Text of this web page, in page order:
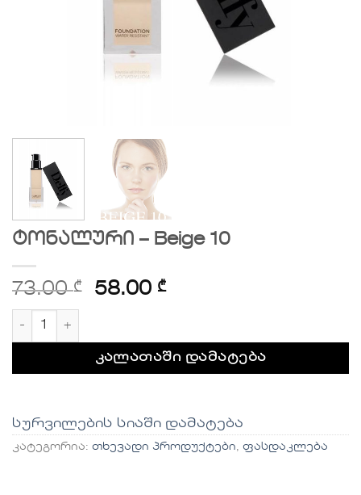
ტონალური – Beige 10
73.00₾ 58.00 ₾
რაოდენობა: ტონალური - Beige 10
კალათაში დამატება
სურვილების სიაში დამატება
კატეგორია: თხევადი პროდუქტები, ფასდაკლება